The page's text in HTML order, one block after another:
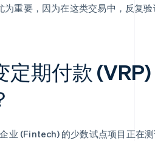
为重要，因为在这类交易中，反复
定期付款
业 (Fintech) 的少数试点项目正在